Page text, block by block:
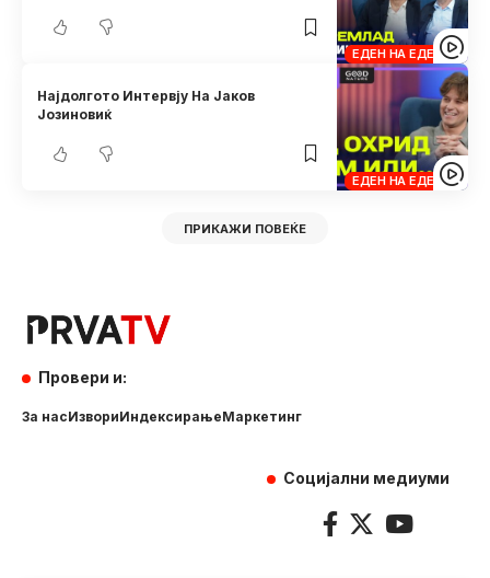
ЕДЕН НА ЕДЕН
ЕДЕН НА ЕДЕН
Најдолгото Интервју На Јаков
Јозиновиќ
ПРИКАЖИ ПОВЕЌЕ
Провери и:
За насИзвориИндексирањеМаркетинг
Социјални медиуми